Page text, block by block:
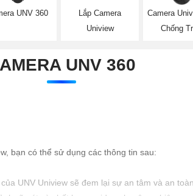
UNV 360
Lắp Camera
Uniview
Camera
Chống
UNV 360
bạn có thể sử dụng các thông tin sau:
UNV Uniview sẽ đem lại sự an tâm và an